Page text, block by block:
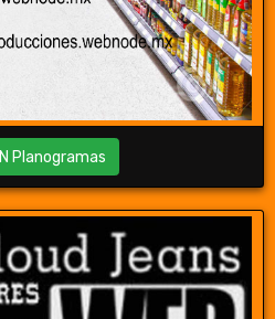
Planogramas